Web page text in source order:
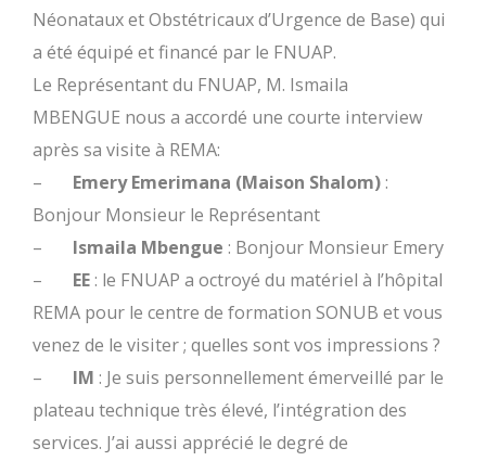
Néonataux et Obstétricaux d’Urgence de Base) qui
a été équipé et financé par le FNUAP.
Le Représentant du FNUAP, M. Ismaila
MBENGUE nous a accordé une courte interview
après sa visite à REMA:
– Emery Emerimana (Maison Shalom) :
Bonjour Monsieur le Représentant
– Ismaila Mbengue : Bonjour Monsieur Emery
– EE : le FNUAP a octroyé du matériel à l’hôpital
REMA pour le centre de formation SONUB et vous
venez de le visiter ; quelles sont vos impressions ?
– IM : Je suis personnellement émerveillé par le
plateau technique très élevé, l’intégration des
services. J’ai aussi apprécié le degré de